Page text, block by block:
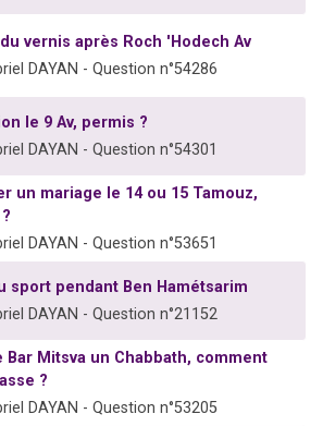
vernis après Roch 'Hodech Av
DAYAN - Question n°54286
le 9 Av, permis ?
DAYAN - Question n°54301
un mariage le 14 ou 15 Tamouz,
DAYAN - Question n°53651
sport pendant Ben Hamétsarim
DAYAN - Question n°21152
Bar Mitsva un Chabbath, comment
?
DAYAN - Question n°53205